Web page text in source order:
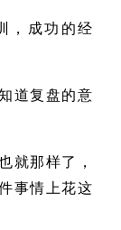
，成功的经
道复盘的意
就那样了，
事情上花这